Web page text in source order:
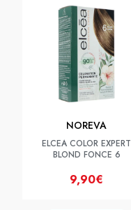
NOREVA
ELCEA COLOR EXPERT
BLOND FONCE 6
9,90€